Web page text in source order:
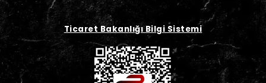
Ticaret Bakanlığı Bilgi Sistemi